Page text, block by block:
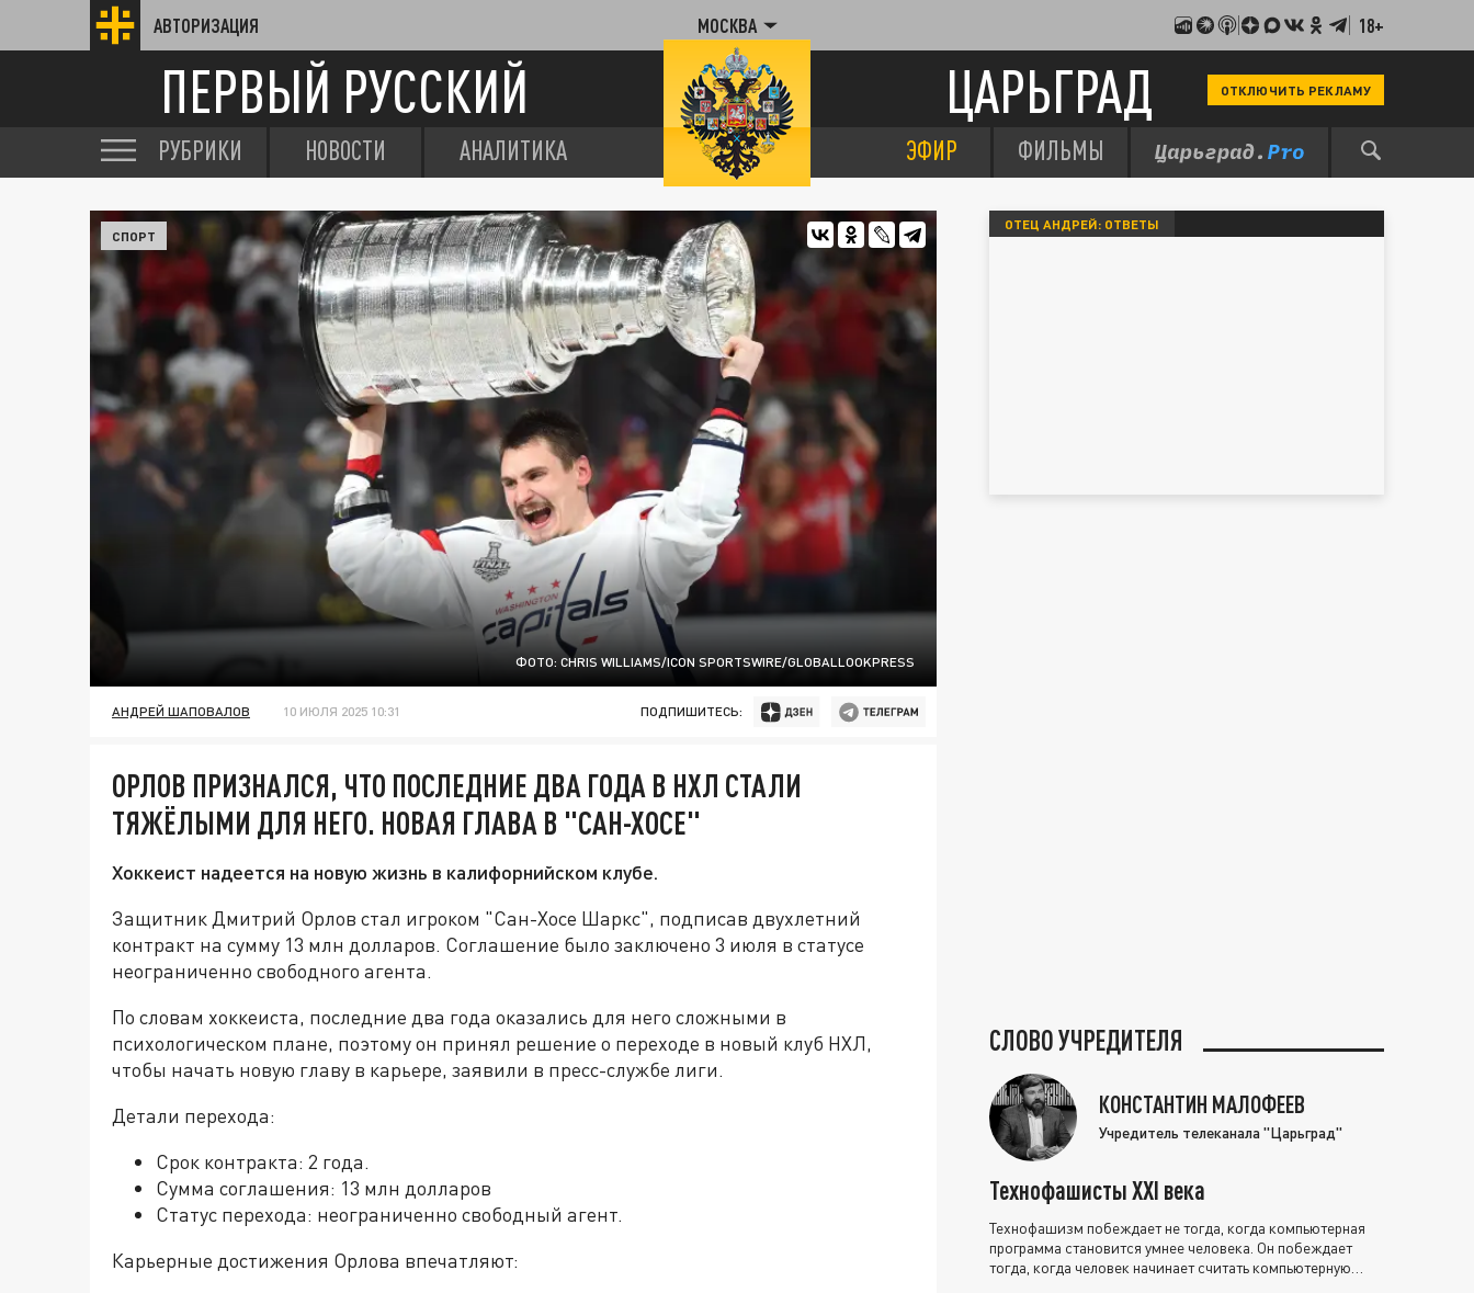
АВТОРИЗАЦИЯ МОСКВА 18+
ПЕРВЫЙ РУССКИЙ ЦАРЬГРАД ОТКЛЮЧИТЬ РЕКЛАМУ
РУБРИКИ НОВОСТИ АНАЛИТИКА ЭФИР ФИЛЬМЫ
ФОТО: CHRIS WILLIAMS/ICON SPORTSWIRE/GLOBALLOOKPRESS
СПОРТ
АНДРЕЙ ШАПОВАЛОВ 10 ИЮЛЯ 2025 10:31 ПОДПИШИТЕСЬ:
ОРЛОВ ПРИЗНАЛСЯ, ЧТО ПОСЛЕДНИЕ ДВА ГОДА В НХЛ СТАЛИ
ТЯЖЁЛЫМИ ДЛЯ НЕГО. НОВАЯ ГЛАВА В "САН-ХОСЕ"
Хоккеист надеется на новую жизнь в калифорнийском клубе.
Защитник Дмитрий Орлов стал игроком "Сан-Хосе Шаркс", подписав двухлетний
контракт на сумму 13 млн долларов. Соглашение было заключено 3 июля в статусе
неограниченно свободного агента.
По словам хоккеиста, последние два года оказались для него сложными в
психологическом плане, поэтому он принял решение о переходе в новый клуб НХЛ,
чтобы начать новую главу в карьере, заявили в пресс-службе лиги.
Детали перехода:
Срок контракта: 2 года.
Сумма соглашения: 13 млн долларов
Статус перехода: неограниченно свободный агент.
Карьерные достижения Орлова впечатляют:
ОТЕЦ АНДРЕЙ: ОТВЕТЫ
СЛОВО УЧРЕДИТЕЛЯ
КОНСТАНТИН МАЛОФЕЕВ
Учредитель телеканала "Царьград"
Технофашисты XXI века
Технофашизм побеждает не тогда, когда компьютерная
программа становится умнее человека. Он побеждает
тогда, когда человек начинает считать компьютерную